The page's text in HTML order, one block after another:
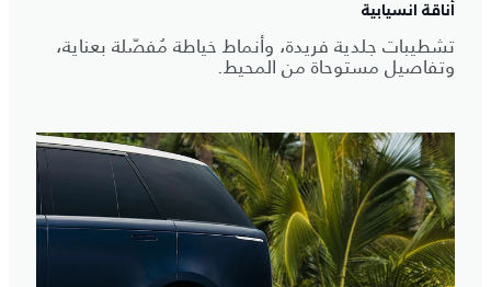
أناقة انسيابية
تشطيبات جلدية فريدة، وأنماط خياطة مُفصّلة بعناية،
وتفاصيل مستوحاة من المحيط.